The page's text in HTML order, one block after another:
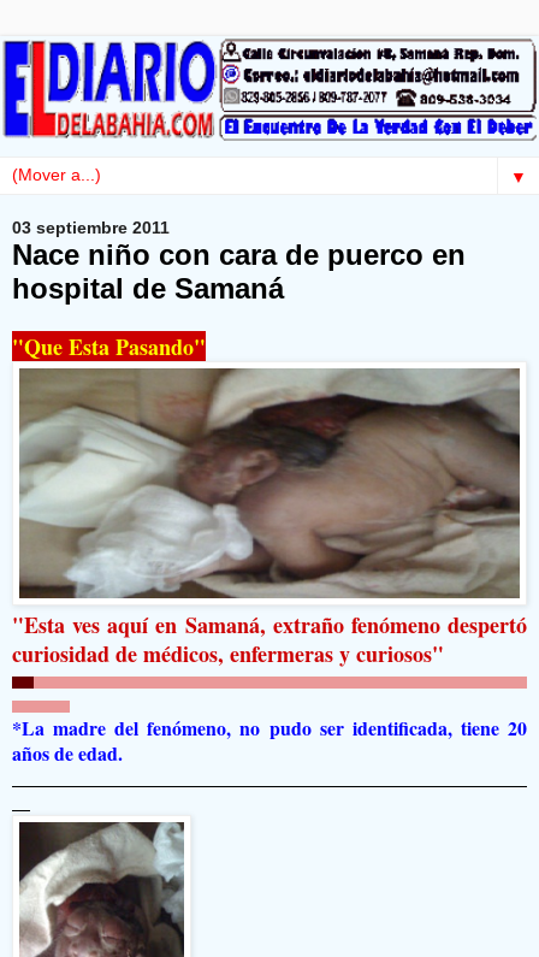
▼
03 septiembre 2011
Nace niño con cara de puerco en
hospital de Samaná
"Que Esta Pasando"
"Esta ves aquí en Samaná, extraño fenómeno despertó
curiosidad de médicos, enfermeras y curiosos"
*La madre del fenómeno, no pudo ser identificada, tiene 20
años de edad.